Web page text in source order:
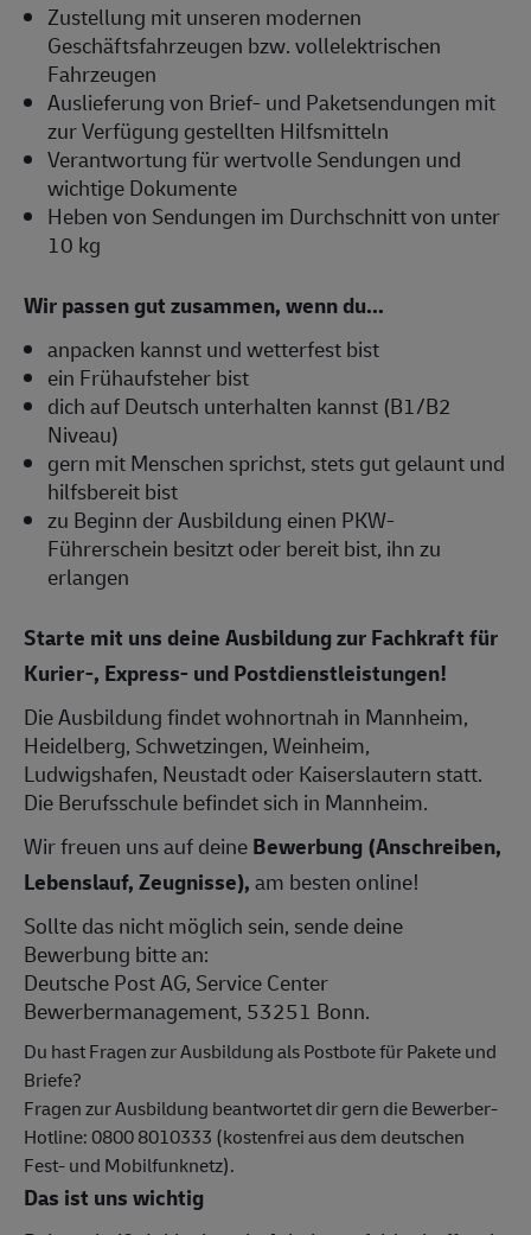
Zustellung mit unseren modernen
Geschäftsfahrzeugen bzw. vollelektrischen
Fahrzeugen
Auslieferung von Brief- und Paketsendungen mit
zur Verfügung gestellten Hilfsmitteln
Verantwortung für wertvolle Sendungen und
wichtige Dokumente
Heben von Sendungen im Durchschnitt von unter
10 kg
Wir passen gut zusammen, wenn du...
anpacken kannst und wetterfest bist
ein Frühaufsteher bist
dich auf Deutsch unterhalten kannst (B1/B2
Niveau)
gern mit Menschen sprichst, stets gut gelaunt und
hilfsbereit bist
zu Beginn der Ausbildung einen PKW-
Führerschein besitzt oder bereit bist, ihn zu
erlangen
Starte mit uns deine Ausbildung zur Fachkraft für
Kurier-, Express- und Postdienstleistungen!
Die Ausbildung findet wohnortnah in Mannheim,
Heidelberg, Schwetzingen, Weinheim,
Ludwigshafen, Neustadt oder Kaiserslautern statt.
Die Berufsschule befindet sich in Mannheim.
Wir freuen uns auf deineBewerbung (Anschreiben,
Lebenslauf, Zeugnisse),am besten online!
Sollte das nicht möglich sein, sende deine
Bewerbung bitte an:
Deutsche Post AG, Service Center
Bewerbermanagement, 53251 Bonn.
Du hast Fragen zur Ausbildung als Postbote für Pakete und
Briefe?
Fragen zur Ausbildung beantwortet dir gern die Bewerber-
Hotline: 0800 8010333 (kostenfrei aus dem deutschen
Fest- und Mobilfunknetz).
Das ist uns wichtig